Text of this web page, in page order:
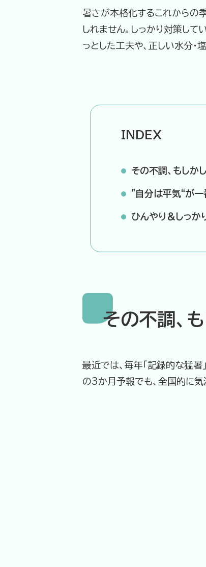
暑さが本格化するこれからの季
しれません。しっかり対策し
っとした工夫や、正しい水分・
INDEX
その不調、もしか
”自分は平気“が
ひんやり＆しっか
その不調、
最近では、毎年「記録的な猛
の3か月予報でも、全国的に気